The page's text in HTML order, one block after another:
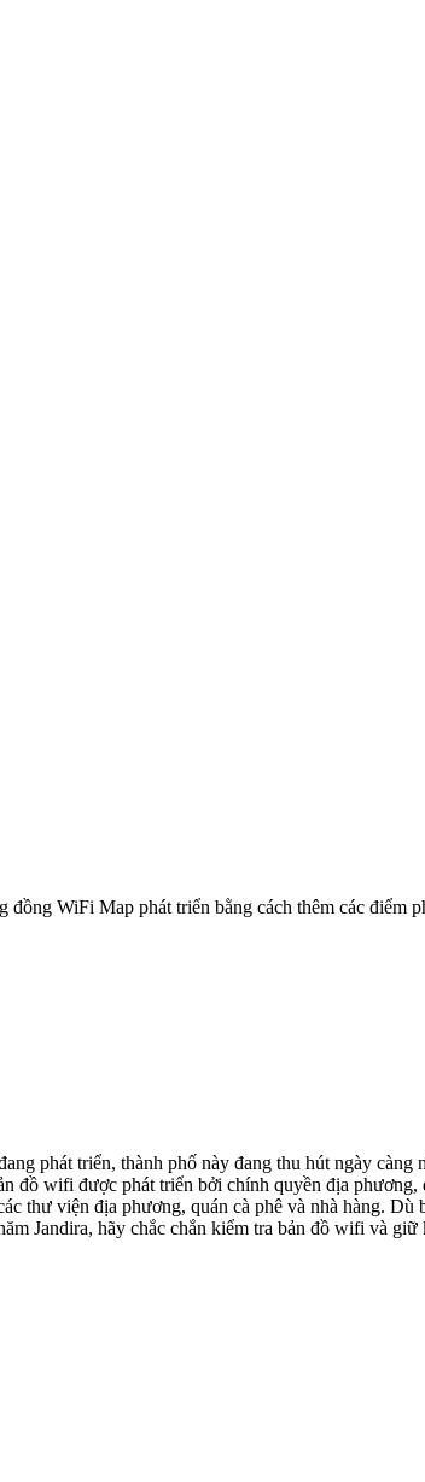
WiFi Map phát triển bằng cách thêm các điểm
phát triển, thành phố này đang thu hút ngày
đồ wifi được phát triển bởi chính quyền địa
thư viện địa phương, quán cà phê và nhà hàng. Dù
Jandira, hãy chắc chắn kiểm tra bản đồ wifi và giữ